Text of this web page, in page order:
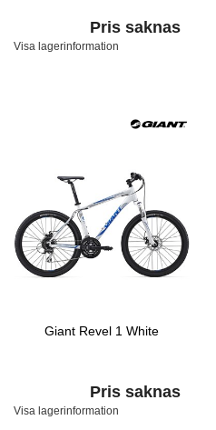
Pris saknas
Visa lagerinformation
Giant Revel 1 White
Pris saknas
Visa lagerinformation